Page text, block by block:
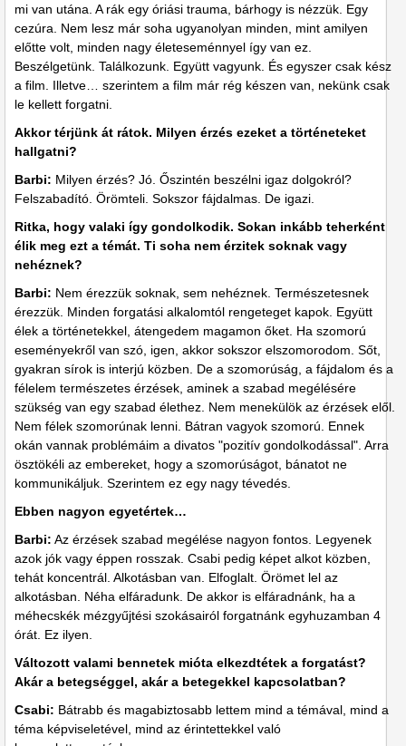
mi van utána. A rák egy óriási trauma, bárhogy is nézzük. Egy
cezúra. Nem lesz már soha ugyanolyan minden, mint amilyen
előtte volt, minden nagy életeseménnyel így van ez.
Beszélgetünk. Találkozunk. Együtt vagyunk. És egyszer csak kész
a film. Illetve… szerintem a film már rég készen van, nekünk csak
le kellett forgatni.
Akkor térjünk át rátok. Milyen érzés ezeket a történeteket
hallgatni?
Barbi: Milyen érzés? Jó. Őszintén beszélni igaz dolgokról?
Felszabadító. Örömteli. Sokszor fájdalmas. De igazi.
Ritka, hogy valaki így gondolkodik. Sokan inkább teherként
élik meg ezt a témát. Ti soha nem érzitek soknak vagy
nehéznek?
Barbi: Nem érezzük soknak, sem nehéznek. Természetesnek
érezzük. Minden forgatási alkalomtól rengeteget kapok. Együtt
élek a történetekkel, átengedem magamon őket. Ha szomorú
eseményekről van szó, igen, akkor sokszor elszomorodom. Sőt,
gyakran sírok is interjú közben. De a szomorúság, a fájdalom és a
félelem természetes érzések, aminek a szabad megélésére
szükség van egy szabad élethez. Nem menekülök az érzések elől.
Nem félek szomorúnak lenni. Bátran vagyok szomorú. Ennek
okán vannak problémáim a divatos "pozitív gondolkodással". Arra
ösztökéli az embereket, hogy a szomorúságot, bánatot ne
kommunikáljuk. Szerintem ez egy nagy tévedés.
Ebben nagyon egyetértek…
Barbi: Az érzések szabad megélése nagyon fontos. Legyenek
azok jók vagy éppen rosszak. Csabi pedig képet alkot közben,
tehát koncentrál. Alkotásban van. Elfoglalt. Örömet lel az
alkotásban. Néha elfáradunk. De akkor is elfáradnánk, ha a
méhecskék mézgyűjtési szokásairól forgatnánk egyhuzamban 4
órát. Ez ilyen.
Változott valami bennetek mióta elkezdtétek a forgatást?
Akár a betegséggel, akár a betegekkel kapcsolatban?
Csabi: Bátrabb és magabiztosabb lettem mind a témával, mind a
téma képviseletével, mind az érintettekkel való